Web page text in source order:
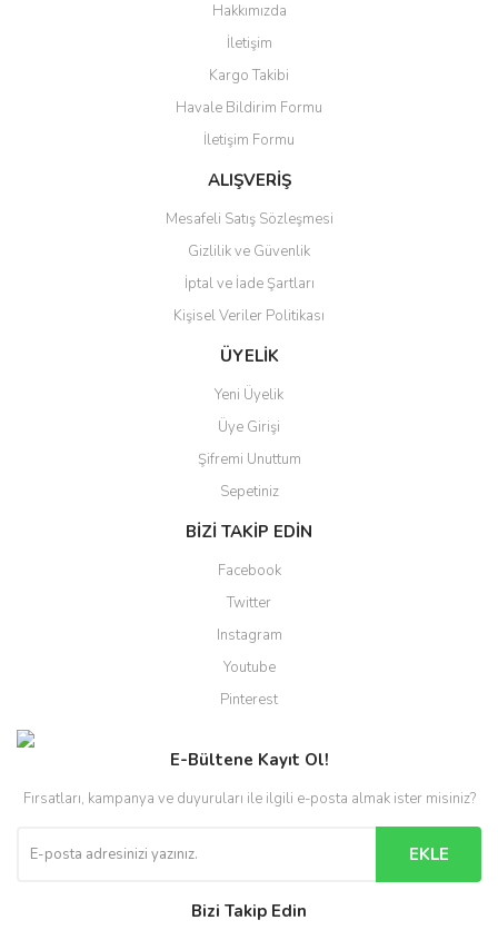
Yorum Yaz
Ürün resmi kalitesiz, bozuk veya görüntülenemiyor.
Ürün açıklamasında eksik bilgiler bulunuyor.
Ürün bilgilerinde hatalar bulunuyor.
Ürün fiyatı diğer sitelerden daha pahalı.
Bu ürüne benzer farklı alternatifler olmalı.
Gönder
Hakkımızda
İletişim
Kargo Takibi
Havale Bildirim Formu
İletişim Formu
ALIŞVERİŞ
Mesafeli Satış Sözleşmesi
Gizlilik ve Güvenlik
İptal ve İade Şartları
Kişisel Veriler Politikası
ÜYELİK
Yeni Üyelik
Üye Girişi
Şifremi Unuttum
Sepetiniz
BİZİ TAKİP EDİN
Facebook
Twitter
Instagram
Youtube
Pinterest
E-Bültene Kayıt Ol!
Fırsatları, kampanya ve duyuruları ile ilgili e-posta almak ister misiniz?
EKLE
Bizi Takip Edin